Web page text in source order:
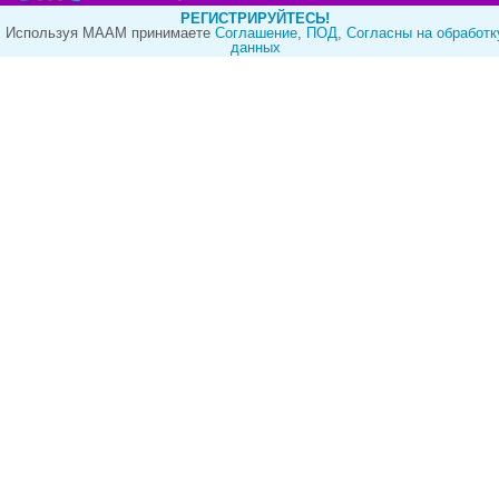
РЕГИСТРИРУЙТЕСЬ!
Используя МААМ принимаете Cоглашение, ПОД, Согласны на
данных